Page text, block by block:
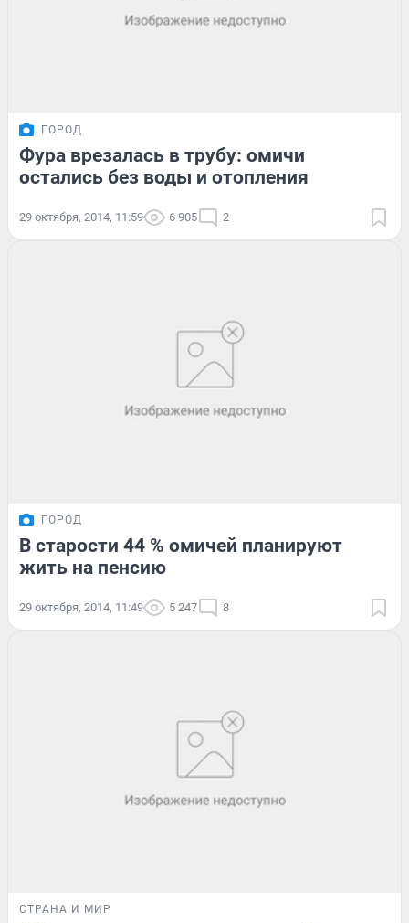
ГОРОД
Фура врезалась в трубу: омичи
остались без воды и отопления
29 октября, 2014, 11:59 6 905 2
ГОРОД
В старости 44 % омичей планируют
жить на пенсию
29 октября, 2014, 11:49 5 247 8
СТРАНА И МИР